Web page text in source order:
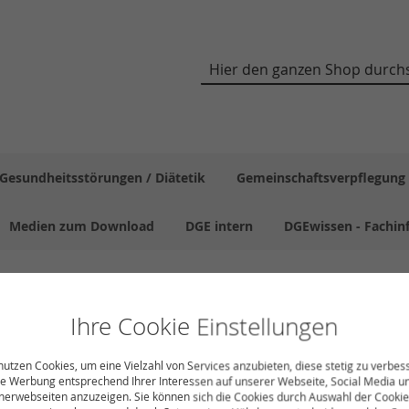
Suche
/ Diätetik Gemeinschaftsverpflegung
Medien zum Download DGE intern DGEwissen -
Was ist
1,50
Ihre Cookie Einstellungen
Cookies, um eine Vielzahl von Services anzubieten, diese stetig zu
Werbung entsprechend Ihrer Interessen auf unserer Webseite, Social Media
anzuzeigen. Sie können sich die Cookies durch Auswahl der